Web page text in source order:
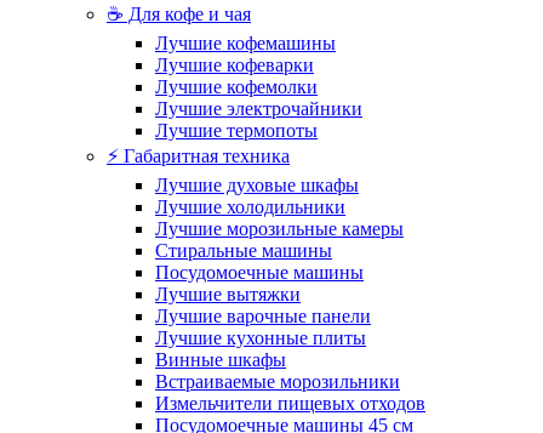
☕ Для кофе и чая
Лучшие кофемашины
Лучшие кофеварки
Лучшие кофемолки
Лучшие электрочайники
Лучшие термопоты
⚡ Габаритная техника
Лучшие духовые шкафы
Лучшие холодильники
Лучшие морозильные камеры
Стиральные машины
Посудомоечные машины
Лучшие вытяжки
Лучшие варочные панели
Лучшие кухонные плиты
Винные шкафы
Встраиваемые морозильники
Измельчители пищевых отходов
Посудомоечные машины 45 см